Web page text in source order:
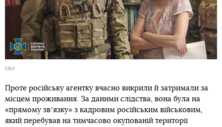
СБУ
Проте російську агентку вчасно викрили й затримали за
місцем проживання. За даними слідства, вона була на
«прямому звʼязку» з кадровим російським військовим,
який перебував на тимчасово окупованій території